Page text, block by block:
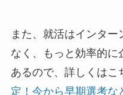
また、就活はインタ
なく、もっと効率的に
あるので、詳しくはこ
定！今から早期選考な